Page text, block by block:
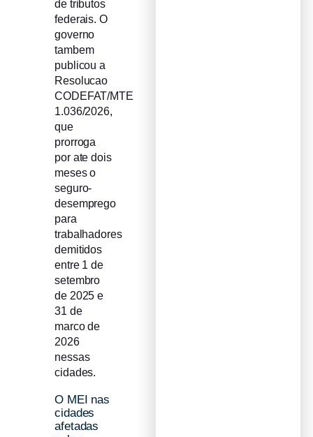
de tributos
federais. O
governo
tambem
publicou a
Resolucao
CODEFAT/MTE
1.036/2026,
que
prorroga
por ate dois
meses o
seguro-
desemprego
para
trabalhadores
demitidos
entre 1 de
setembro
de 2025 e
31 de
marco de
2026
nessas
cidades.
O MEI nas
cidades
afetadas